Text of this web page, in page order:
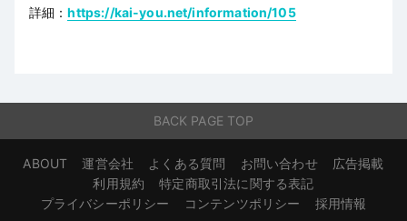
詳細：https://kai-you.net/information/105
BACK PAGE TOP
ABOUT 運営会社 よくある質問 お問い合わせ
広告掲載
利用規約
特定商取引法に関する表記
プライバシーポリシー
コンテンツポリシー 採用情報